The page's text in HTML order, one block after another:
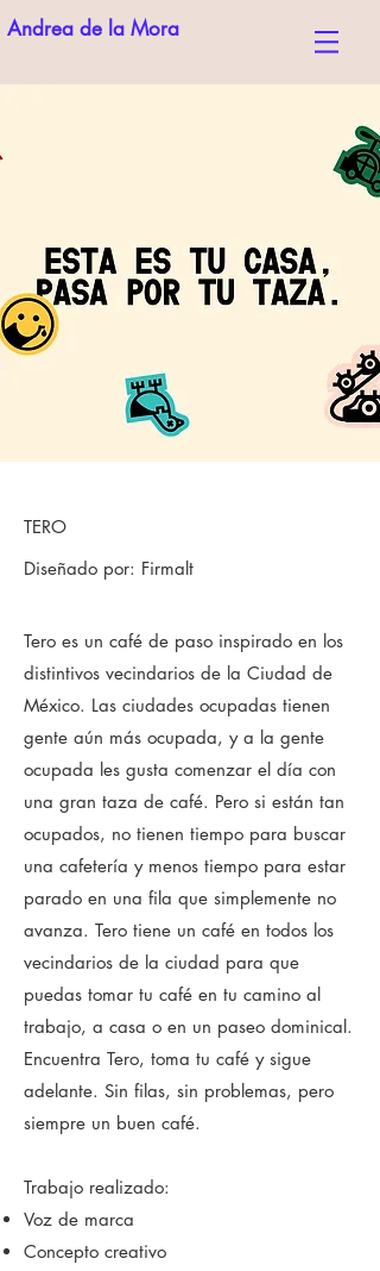
Andrea de la Mora
Tero es un café de paso inspirado en los
distintivos vecindarios de la Ciudad de
México. Las ciudades ocupadas tienen
gente aún más ocupada, y a la gente
ocupada les gusta comenzar el día con
una gran taza de café. Pero si están tan
ocupados, no tienen tiempo para buscar
una cafetería y menos tiempo para estar
parado en una fila que simplemente no
avanza. Tero tiene un café en todos los
vecindarios de la ciudad para que
puedas tomar tu café en tu camino al
trabajo, a casa o en un paseo dominical.
Encuentra Tero, toma tu café y sigue
adelante. Sin filas, sin problemas, pero
siempre un buen café.
Trabajo realizado:
Voz de marca
Concepto creativo
TERO
Diseñado por: Firmalt